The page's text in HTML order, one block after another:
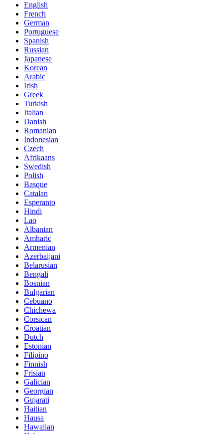
English
French
German
Portuguese
Spanish
Russian
Japanese
Korean
Arabic
Irish
Greek
Turkish
Italian
Danish
Romanian
Indonesian
Czech
Afrikaans
Swedish
Polish
Basque
Catalan
Esperanto
Hindi
Lao
Albanian
Amharic
Armenian
Azerbaijani
Belarusian
Bengali
Bosnian
Bulgarian
Cebuano
Chichewa
Corsican
Croatian
Dutch
Estonian
Filipino
Finnish
Frisian
Galician
Georgian
Gujarati
Haitian
Hausa
Hawaiian